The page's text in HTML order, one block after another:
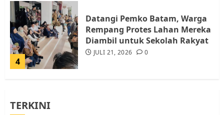
4
Datangi Pemko Batam, Warga
Rempang Protes Lahan Mereka
Diambil untuk Sekolah Rakyat
JULI 21, 2026 0
TERKINI